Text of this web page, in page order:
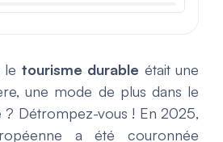
le tourisme durable était une
une mode de plus dans le
? Détrompez-vous ! En 2025,
a été couronnée